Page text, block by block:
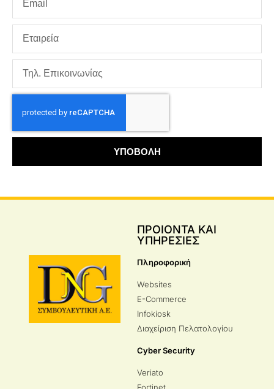
ΥΠΟΒΟΛΗ
ΠΡΟΙΟΝΤΑ ΚΑΙ
ΥΠΗΡΕΣΙΕΣ
Πληροφορική
Websites
E-Commerce
Infokiosk
Διαχείριση Πελατολογίου
Cyber Security
Veriato
Fortinet